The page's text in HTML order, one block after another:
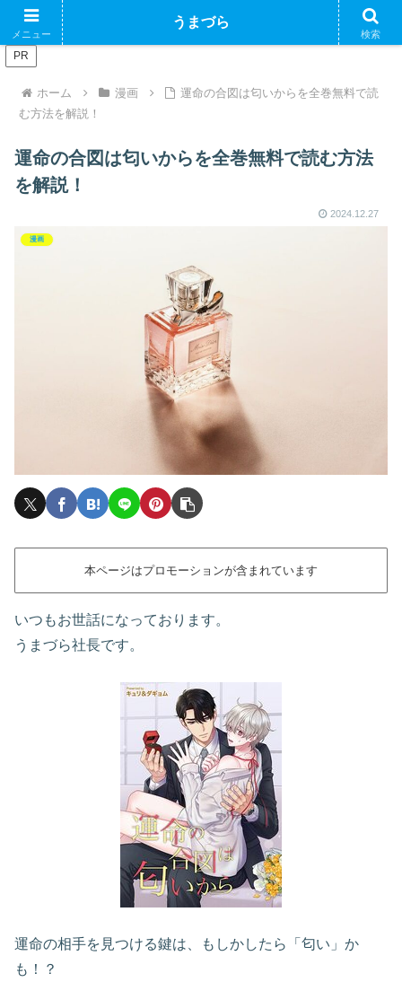
ブログで収益化できるかやってみるブログ
PR
ホーム 漫画
運命の合図は匂いからを全巻無料で読
む方法を解説！
運命の合図は匂いからを全巻無料で読む方法
を解説！
2024.12.27
漫画
本ページはプロモーションが含まれています
いつもお世話になっております。
うまづら社長です。
運命の相手を見つける鍵は、もしかしたら「匂い」か
も！？
メニュー
うまづら
検索